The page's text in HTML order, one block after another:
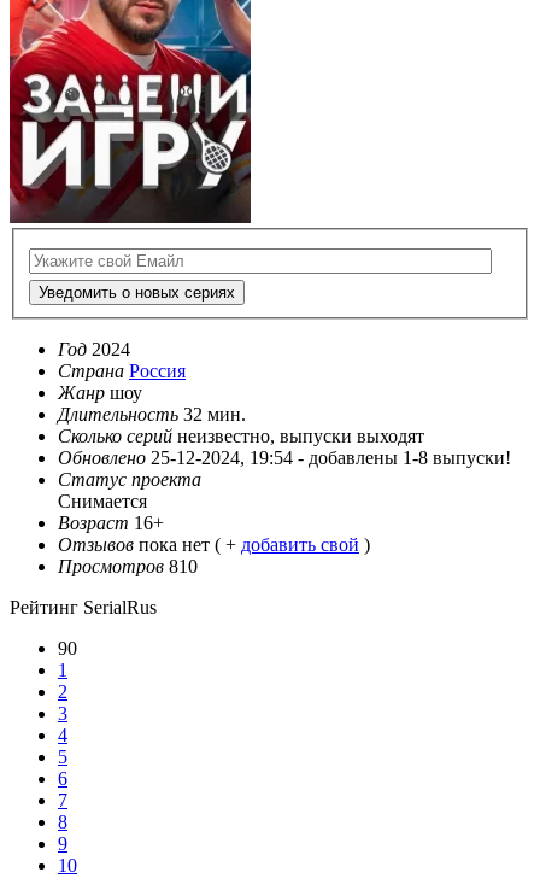
Уведомить о новых сериях
Год 2024
Страна Россия
Жанр шоу
Длительность 32 мин.
Сколько серий неизвестно, выпуски выходят
Обновлено 25-12-2024, 19:54 - добавлены 1-8 выпуски!
Статус проекта
Снимается
Возраст 16+
Отзывов пока нет ( + добавить свой )
Просмотров 810
Рейтинг SerialRus
90
1
2
3
4
5
6
7
8
9
10